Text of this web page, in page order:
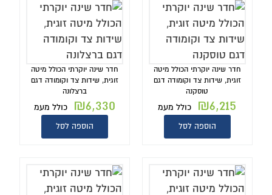
חדר שינה יוקרתי הכולל מיטה
זוגית, שידות צד וקומודה דגם
טוסקנה
₪6,215 כולל מעמ
הוספה לסל
חדר שינה יוקרתי הכולל מיטה
זוגית, שידות צד וקומודה דגם
ברצלונה
₪6,330 כולל מעמ
הוספה לסל